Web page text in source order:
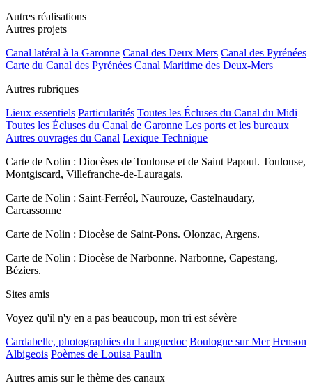
Autres réalisations
Autres projets
Canal latéral à la Garonne Canal des Deux Mers Canal des Pyrénées
Carte du Canal des Pyrénées Canal Maritime des Deux-Mers
Autres rubriques
Lieux essentiels Particularités Toutes les Écluses du Canal du Midi
Toutes les Écluses du Canal de Garonne Les ports et les bureaux
Autres ouvrages du Canal Lexique Technique
Carte de Nolin : Diocèses de Toulouse et de Saint Papoul. Toulouse,
Montgiscard, Villefranche-de-Lauragais.
Carte de Nolin : Saint-Ferréol, Naurouze, Castelnaudary,
Carcassonne
Carte de Nolin : Diocèse de Saint-Pons. Olonzac, Argens.
Carte de Nolin : Diocèse de Narbonne. Narbonne, Capestang,
Béziers.
Sites amis
Voyez qu'il n'y en a pas beaucoup, mon tri est sévère
Cardabelle, photographies du Languedoc Boulogne sur Mer Henson
Albigeois Poèmes de Louisa Paulin
Autres amis sur le thème des canaux